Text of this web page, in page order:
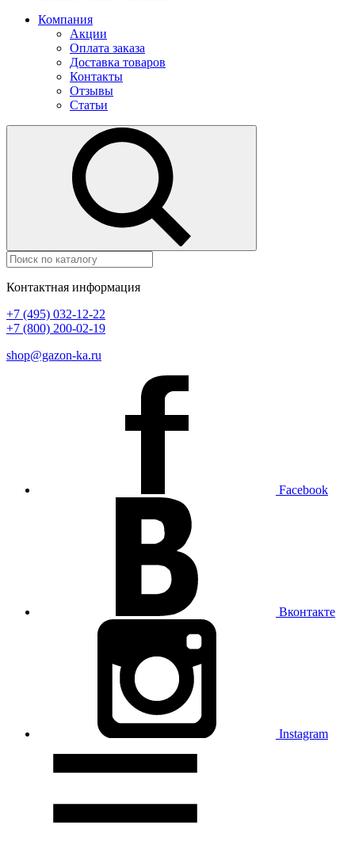
Компания
Акции
Оплата заказа
Доставка товаров
Контакты
Отзывы
Статьи
Контактная информация
+7 (495) 032-12-22
+7 (800) 200-02-19
shop@gazon-ka.ru
Facebook
Вконтакте
Instagram